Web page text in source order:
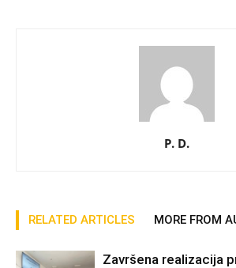
P. D.
RELATED ARTICLES MORE FROM
Završena realizacija